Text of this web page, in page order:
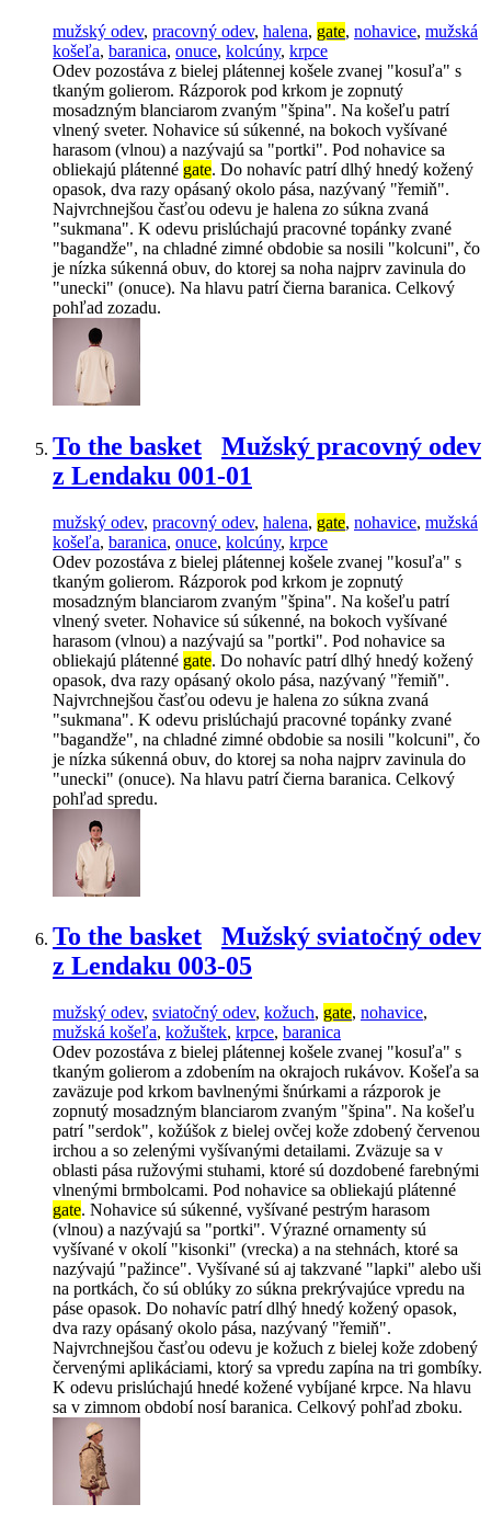
mužský odev, pracovný odev, halena, gate, nohavice, mužská
košeľa, baranica, onuce, kolcúny, krpce
Odev pozostáva z bielej plátennej košele zvanej "kosuľa" s
tkaným golierom. Rázporok pod krkom je zopnutý
mosadzným blanciarom zvaným "špina". Na košeľu patrí
vlnený sveter. Nohavice sú súkenné, na bokoch vyšívané
harasom (vlnou) a nazývajú sa "portki". Pod nohavice sa
obliekajú plátenné gate. Do nohavíc patrí dlhý hnedý kožený
opasok, dva razy opásaný okolo pása, nazývaný "řemiň".
Najvrchnejšou časťou odevu je halena zo súkna zvaná
"sukmana". K odevu prislúchajú pracovné topánky zvané
"bagandže", na chladné zimné obdobie sa nosili "kolcuni", čo
je nízka súkenná obuv, do ktorej sa noha najprv zavinula do
"unecki" (onuce). Na hlavu patrí čierna baranica. Celkový
pohľad zozadu.
To the basket
Mužský pracovný odev
z Lendaku 001-01
mužský odev, pracovný odev, halena, gate, nohavice, mužská
košeľa, baranica, onuce, kolcúny, krpce
Odev pozostáva z bielej plátennej košele zvanej "kosuľa" s
tkaným golierom. Rázporok pod krkom je zopnutý
mosadzným blanciarom zvaným "špina". Na košeľu patrí
vlnený sveter. Nohavice sú súkenné, na bokoch vyšívané
harasom (vlnou) a nazývajú sa "portki". Pod nohavice sa
obliekajú plátenné gate. Do nohavíc patrí dlhý hnedý kožený
opasok, dva razy opásaný okolo pása, nazývaný "řemiň".
Najvrchnejšou časťou odevu je halena zo súkna zvaná
"sukmana". K odevu prislúchajú pracovné topánky zvané
"bagandže", na chladné zimné obdobie sa nosili "kolcuni", čo
je nízka súkenná obuv, do ktorej sa noha najprv zavinula do
"unecki" (onuce). Na hlavu patrí čierna baranica. Celkový
pohľad spredu.
To the basket
Mužský sviatočný odev
z Lendaku 003-05
mužský odev, sviatočný odev, kožuch, gate, nohavice,
mužská košeľa, kožuštek, krpce, baranica
Odev pozostáva z bielej plátennej košele zvanej "kosuľa" s
tkaným golierom a zdobením na okrajoch rukávov. Košeľa sa
zaväzuje pod krkom bavlnenými šnúrkami a rázporok je
zopnutý mosadzným blanciarom zvaným "špina". Na košeľu
patrí "serdok", kožúšok z bielej ovčej kože zdobený červenou
irchou a so zelenými vyšívanými detailami. Zväzuje sa v
oblasti pása ružovými stuhami, ktoré sú dozdobené farebnými
vlnenými brmbolcami. Pod nohavice sa obliekajú plátenné
gate. Nohavice sú súkenné, vyšívané pestrým harasom
(vlnou) a nazývajú sa "portki". Výrazné ornamenty sú
vyšívané v okolí "kisonki" (vrecka) a na stehnách, ktoré sa
nazývajú "pažince". Vyšívané sú aj takzvané "lapki" alebo uši
na portkách, čo sú oblúky zo súkna prekrývajúce vpredu na
páse opasok. Do nohavíc patrí dlhý hnedý kožený opasok,
dva razy opásaný okolo pása, nazývaný "řemiň".
Najvrchnejšou časťou odevu je kožuch z bielej kože zdobený
červenými aplikáciami, ktorý sa vpredu zapína na tri gombíky.
K odevu prislúchajú hnedé kožené vybíjané krpce. Na hlavu
sa v zimnom období nosí baranica. Celkový pohľad zboku.